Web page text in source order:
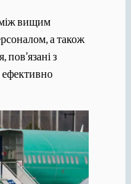
між вищим
а також
з
ефективно